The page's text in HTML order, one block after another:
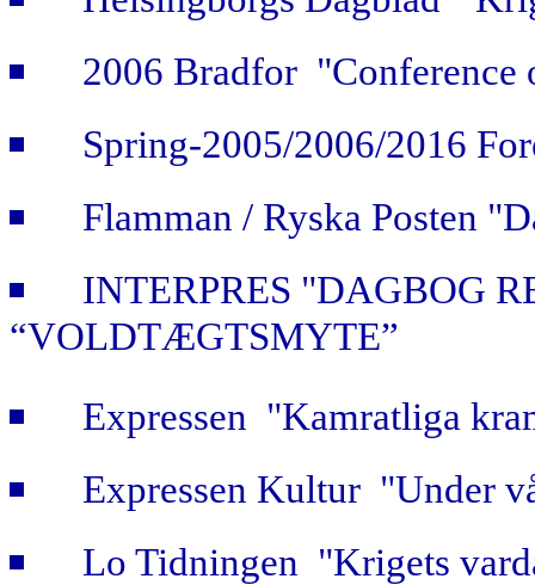
2006 Bradfor "Conference
Spring-2005/2006/2016
Flamman / Ryska Posten
INTERPRES "DAGBOG
“VOLDTÆGTSMYTE”
Expressen "Kamratliga
Expressen Kultur "Under
Lo Tidningen "Krigets